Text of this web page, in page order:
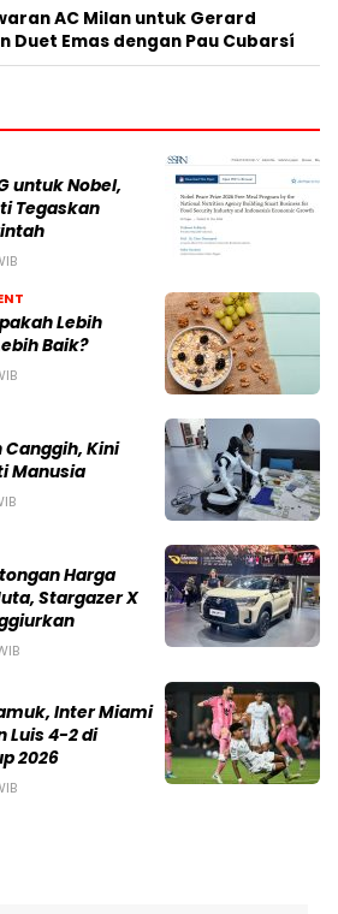
AC Milan untuk Gerard
Duet Emas dengan Pau Cubarsí
untuk Nobel,
Tegaskan
Lebih
Baik?
Canggih, Kini
Manusia
Harga
Stargazer X
Inter Miami
Luis 4-2 di
2026